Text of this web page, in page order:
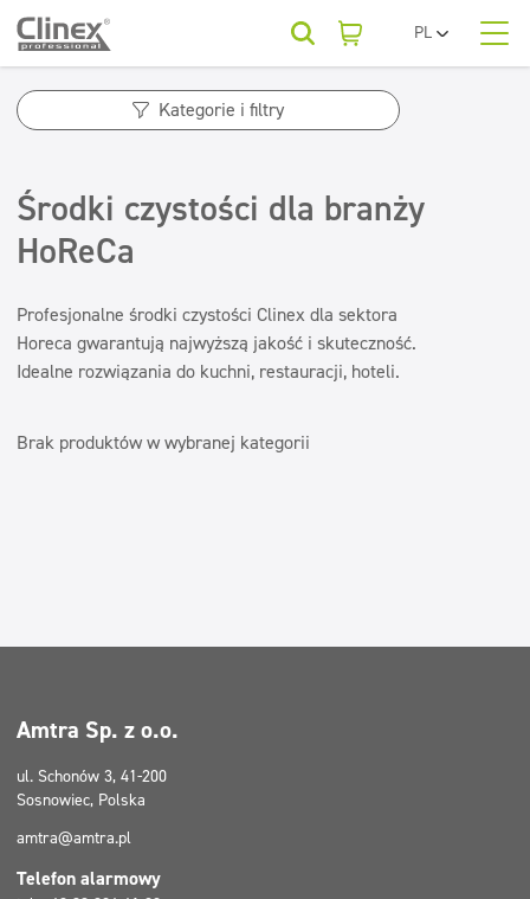
PL
EN
BG
Kategorie produktów
Kuchnie i urządzenia
Powierzchnie zmywalne
Sanitariaty i łazienki
Odświeżanie i neutralizatory
Konserwacja podłóg
Dozowniki
Dla Twojej branży
Horeca
Beauty
Myjnie samochodowe
Baza wiedzy
Kategorie i filtry
Kuchnie i urządzenia
Sanitariaty i łazienki
Odświeżanie i neutralizatory
Horeca
Kuchnia
Sala konferencyjna
Restauracja/sala konsumpcyjna
Hotel
Środki czystości dla branży
HoReCa
Profesjonalne środki czystości Clinex dla sektora
Horeca gwarantują najwyższą jakość i skuteczność.
Idealne rozwiązania do kuchni, restauracji, hoteli.
Brak produktów w wybranej kategorii
Amtra Sp. z o.o.
ul. Schonów 3, 41-200
Sosnowiec, Polska
amtra@amtra.pl
Telefon alarmowy